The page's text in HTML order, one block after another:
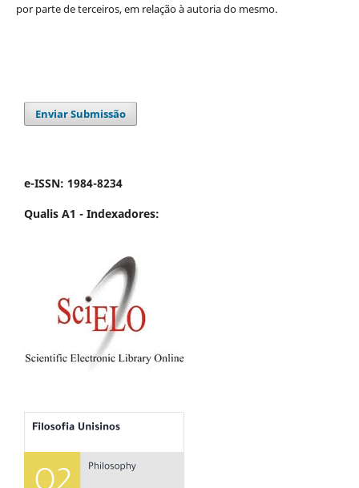
por parte de terceiros, em relação à autoria do mesmo.
Enviar Submissão
e-ISSN: 1984-8234
Qualis A1 - Indexadores: